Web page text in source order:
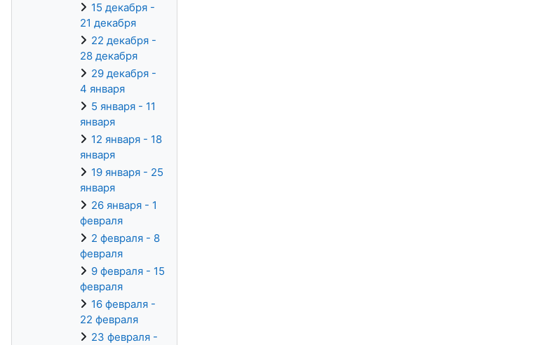
15 декабря -
21 декабря
22 декабря -
28 декабря
29 декабря -
4 января
5 января - 11
января
12 января - 18
января
19 января - 25
января
26 января - 1
февраля
2 февраля - 8
февраля
9 февраля - 15
февраля
16 февраля -
22 февраля
23 февраля -